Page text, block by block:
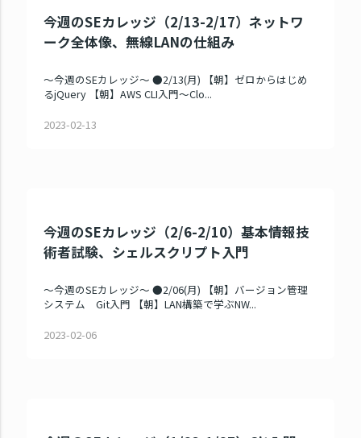
今週のSEカレッジ（2/13-2/17）ネットワ
ーク全体像、無線LANの仕組み
～今週のSEカレッジ～ ●2/13(月) 【朝】ゼロからはじめ
るjQuery 【朝】AWS CLI入門～Clo...
2023-02-13
今週のSEカレッジ（2/6-2/10）基本情報技
術者試験、シェルスクリプト入門
～今週のSEカレッジ～ ●2/06(月) 【朝】バージョン管理
システム Git入門 【朝】LAN構築で学ぶNW...
2023-02-06